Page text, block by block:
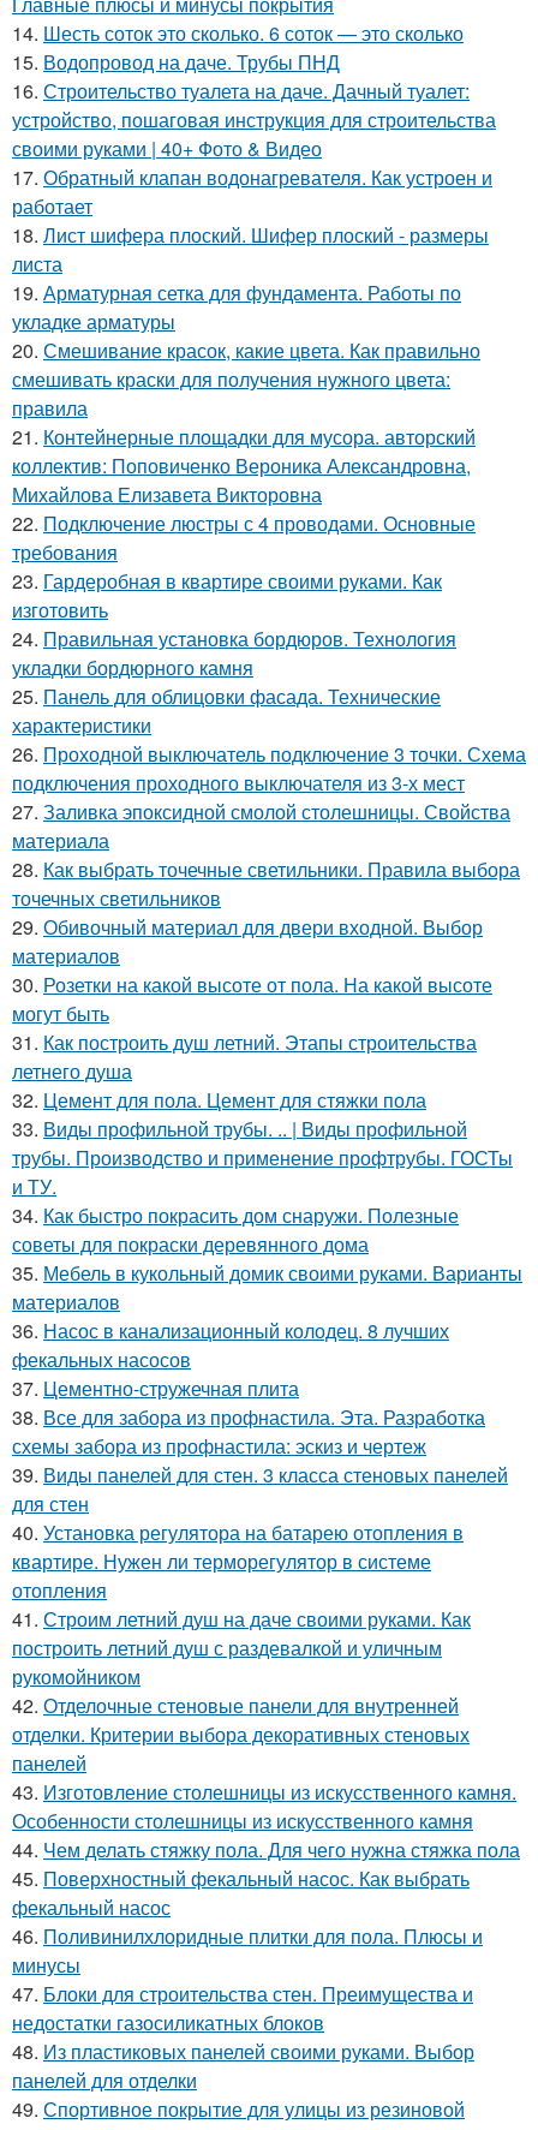
14. Шесть соток это сколько. 6 соток — это сколько
15. Водопровод на даче. Трубы ПНД
16. Строительство туалета на даче. Дачный туалет:
устройство, пошаговая инструкция для строительства
своими руками | 40+ Фото & Видео
17. Обратный клапан водонагревателя. Как устроен и
работает
18. Лист шифера плоский. Шифер плоский - размеры
листа
19. Арматурная сетка для фундамента. Работы по
укладке арматуры
20. Смешивание красок, какие цвета. Как правильно
смешивать краски для получения нужного цвета:
правила
21. Контейнерные площадки для мусора. авторский
коллектив: Поповиченко Вероника Александровна,
Михайлова Елизавета Викторовна
22. Подключение люстры с 4 проводами. Основные
требования
23. Гардеробная в квартире своими руками. Как
изготовить
24. Правильная установка бордюров. Технология
укладки бордюрного камня
25. Панель для облицовки фасада. Технические
характеристики
26. Проходной выключатель подключение 3 точки. Схема
подключения проходного выключателя из 3-х мест
27. Заливка эпоксидной смолой столешницы. Свойства
материала
28. Как выбрать точечные светильники. Правила выбора
точечных светильников
29. Обивочный материал для двери входной. Выбор
материалов
30. Розетки на какой высоте от пола. На какой высоте
могут быть
31. Как построить душ летний. Этапы строительства
летнего душа
32. Цемент для пола. Цемент для стяжки пола
33. Виды профильной трубы. .. | Виды профильной
трубы. Производство и применение профтрубы. ГОСТы
и ТУ.
34. Как быстро покрасить дом снаружи. Полезные
советы для покраски деревянного дома
35. Мебель в кукольный домик своими руками. Варианты
материалов
36. Насос в канализационный колодец. 8 лучших
фекальных насосов
37. Цементно-стружечная плита
38. Все для забора из профнастила. Эта. Разработка
схемы забора из профнастила: эскиз и чертеж
39. Виды панелей для стен. 3 класса стеновых панелей
для стен
40. Установка регулятора на батарею отопления в
квартире. Нужен ли терморегулятор в системе
отопления
41. Строим летний душ на даче своими руками. Как
построить летний душ с раздевалкой и уличным
рукомойником
42. Отделочные стеновые панели для внутренней
отделки. Критерии выбора декоративных стеновых
панелей
43. Изготовление столешницы из искусственного камня.
Особенности столешницы из искусственного камня
44. Чем делать стяжку пола. Для чего нужна стяжка пола
45. Поверхностный фекальный насос. Как выбрать
фекальный насос
46. Поливинилхлоридные плитки для пола. Плюсы и
минусы
47. Блоки для строительства стен. Преимущества и
недостатки газосиликатных блоков
48. Из пластиковых панелей своими руками. Выбор
панелей для отделки
49. Спортивное покрытие для улицы из резиновой